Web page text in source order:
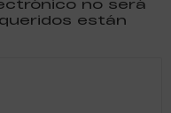
no será
están